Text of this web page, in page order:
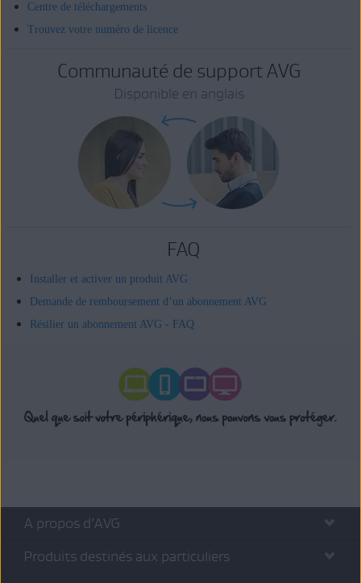
Centre de téléchargements
Trouvez votre numéro de licence
Communauté de support AVG
Disponible en anglais
FAQ
Installer et activer un produit AVG
Demande de remboursement d’un abonnement AVG
Résilier un abonnement AVG - FAQ
A propos d’AVG
Produits destinés aux particuliers